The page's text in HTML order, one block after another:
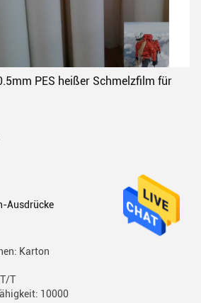
PES heißer Schmelzfilm für
Ausdrücke
Karton
T
10000